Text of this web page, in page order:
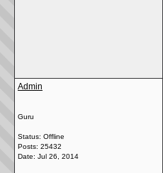
Admin
Guru
Status: Offline
Posts: 25432
Date: Jul 26, 2014